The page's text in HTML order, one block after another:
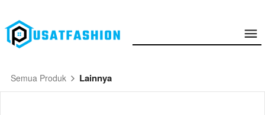
Semua Produk Lainnya